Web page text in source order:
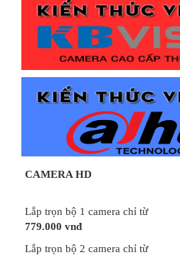
CAMERA HD
Lắp trọn bộ 1 camera chỉ từ
779.000 vnđ
Lắp trọn bộ 2 camera chỉ từ